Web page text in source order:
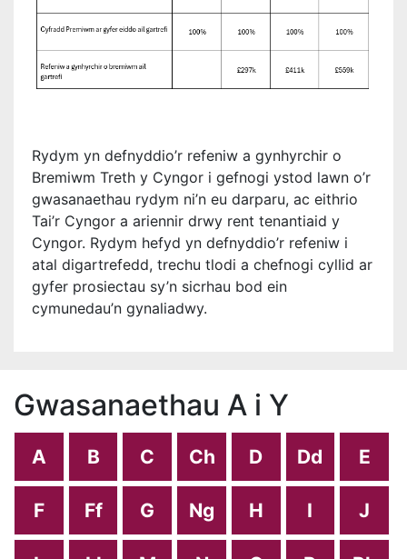
Rydym yn defnyddio’r refeniw a gynhyrchir o
Bremiwm Treth y Cyngor i gefnogi ystod lawn o’r
gwasanaethau rydym ni’n eu darparu, ac eithrio
Tai’r Cyngor a ariennir drwy rent tenantiaid y
Cyngor. Rydym hefyd yn defnyddio’r refeniw i
atal digartrefedd, trechu tlodi a chefnogi cyllid ar
gyfer prosiectau sy’n sicrhau bod ein
cymunedau’n gynaliadwy.
Gwasanaethau A i Y
A B C Ch D Dd E
F Ff G Ng H I J